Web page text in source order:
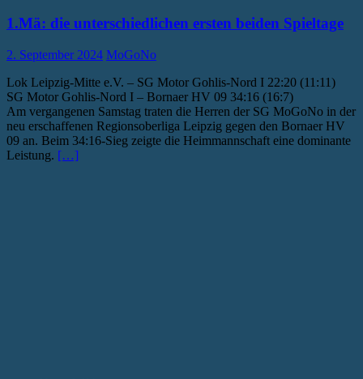
1.Mä: die unterschiedlichen ersten beiden Spieltage
2. September 2024 MoGoNo
Lok Leipzig-Mitte e.V. – SG Motor Gohlis-Nord I 22:20 (11:11)
SG Motor Gohlis-Nord I – Bornaer HV 09 34:16 (16:7)
Am vergangenen Samstag traten die Herren der SG MoGoNo in der
neu erschaffenen Regionsoberliga Leipzig gegen den Bornaer HV
09 an. Beim 34:16-Sieg zeigte die Heimmannschaft eine dominante
Leistung. […]